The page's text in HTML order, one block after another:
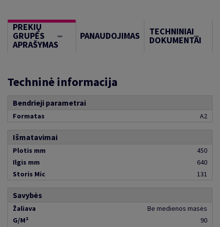
PREKIŲ
GRUPĖS
APRAŠYMAS
PANAUDOJIMAS TECHNINIAI
DOKUMENTAI
Techninė informacija
Bendrieji parametrai
Formatas A2
Išmatavimai
Plotis mm
450
Ilgis mm
640
Storis Mic
131
Savybės
Žaliava
Be medienos masės
G/M²
90